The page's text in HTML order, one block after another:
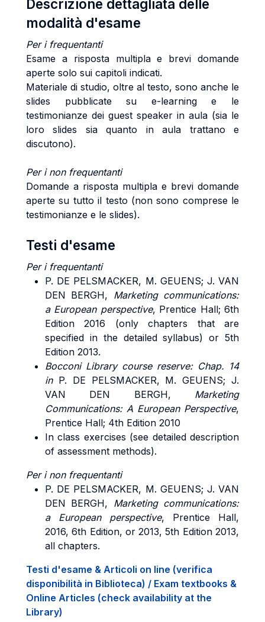
Descrizione dettagliata delle
modalità d'esame
Per i frequentanti
Esame a risposta multipla e brevi domande
aperte solo sui capitoli indicati.
Materiale di studio, oltre al testo, sono anche le
slides pubblicate su e-learning e le
testimonianze dei guest speaker in aula (sia le
loro slides sia quanto in aula trattano e
discutono).
Per i non frequentanti
Domande a risposta multipla e brevi domande
aperte su tutto il testo (non sono comprese le
testimonianze e le slides).
Testi d'esame
Per i frequentanti
P. DE PELSMACKER, M. GEUENS; J. VAN
DEN BERGH, Marketing communications:
a European perspective, Prentice Hall; 6th
Edition 2016 (only chapters that are
specified in the detailed syllabus) or 5th
Edition 2013.
Bocconi Library course reserve: Chap. 14
inP. DE PELSMACKER, M. GEUENS; J.
VAN DEN BERGH, Marketing
Communications: A European Perspective,
Prentice Hall; 4th Edition 2010
In class exercises (see detailed description
of assessment methods).
Per i non frequentanti
P. DE PELSMACKER, M. GEUENS; J. VAN
DEN BERGH, Marketing communications:
a European perspective, Prentice Hall,
2016, 6th Edition, or 2013, 5th Edition 2013,
all chapters.
Testi d'esame & Articoli on line (verifica
disponibilità in Biblioteca) / Exam textbooks &
Online Articles (check availability at the
Library)